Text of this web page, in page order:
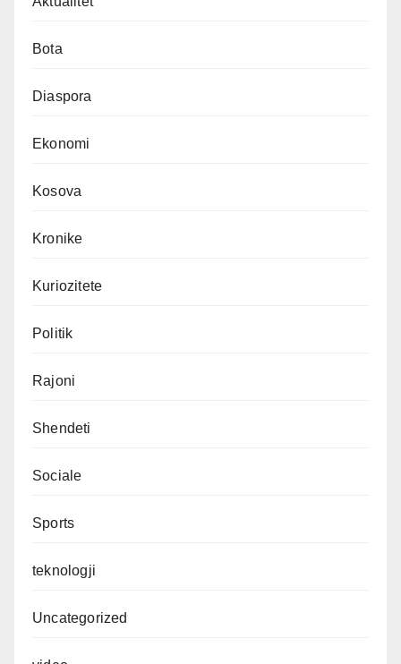
Bota
Diaspora
Ekonomi
Kosova
Kronike
Kuriozitete
Politik
Rajoni
Shendeti
Sociale
Sports
teknologji
Uncategorized